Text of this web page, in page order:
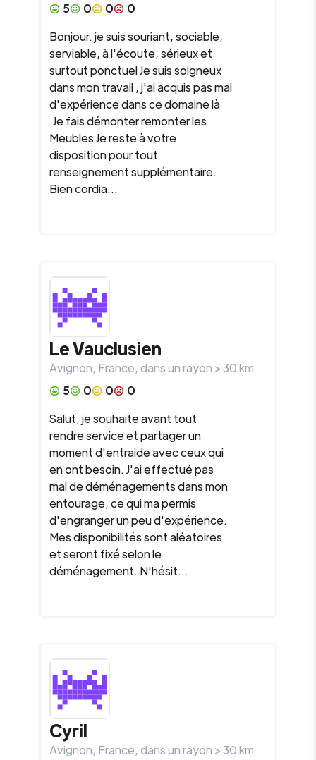
5
0 0
0
Bonjour. je suis souriant, sociable,
serviable, à l'écoute, sérieux et
surtout ponctuel Je suis soigneux
dans mon travail , j'ai acquis pas mal
d'expérience dans ce domaine là
.Je fais démonter remonter les
Meubles Je reste à votre
disposition pour tout
renseignement supplémentaire.
Bien cordia...
Le Vauclusien
Avignon, France, dans un rayon >30km
5
0 0
0
Salut, je souhaite avant tout
rendre service et partager un
moment d'entraide avec ceux qui
en ont besoin. J'ai effectué pas
mal de déménagements dans mon
entourage, ce qui ma permis
d'engranger un peu d'expérience.
Mes disponibilités sont aléatoires
et seront fixé selon le
déménagement. N'hésit...
Cyril
Avignon, France, dans un rayon >30km